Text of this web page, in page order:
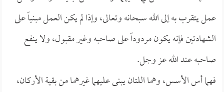
عمل يتقرب به إلى الله سبحانه وتعالى، وإذا لم يكن العمل مبنياً على
الشهادتين فإنه يكون مردوداً على صاحبه وغير مقبول، ولا ينفع
صاحبه عند الله عز وجل.
فهما أس الأسس، وهما اللتان يبنى عليهما غيرهما من بقية الأركان،